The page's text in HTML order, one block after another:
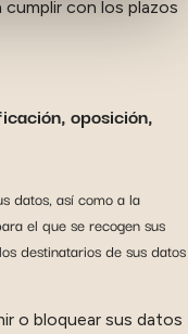
use and allow
site.
con los plazos
oposición,
datos, así como a la
el que se recogen sus
destinatarios de sus datos
o bloquear sus datos